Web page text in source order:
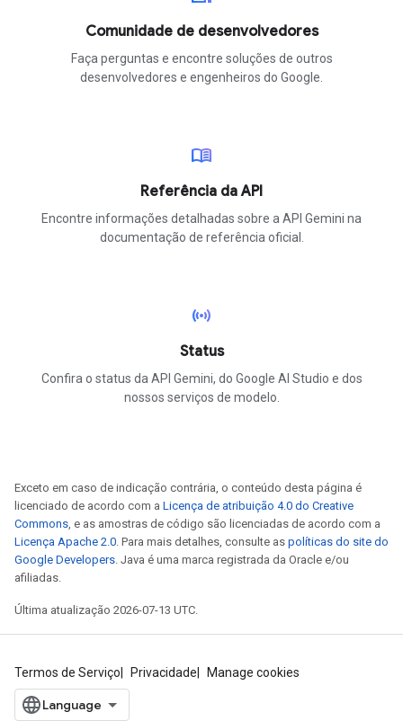
Comunidade de desenvolvedores
Faça perguntas e encontre soluções de outros
desenvolvedores e engenheiros do Google.
menu_book
Referência da API
Encontre informações detalhadas sobre a API Gemini na
documentação de referência oficial.
sensors
Status
Confira o status da API Gemini, do Google AI Studio e dos
nossos serviços de modelo.
Exceto em caso de indicação contrária, o conteúdo desta página é
licenciado de acordo com a Licença de atribuição 4.0 do Creative
Commons , e as amostras de código são licenciadas de acordo com a
Licença Apache 2.0 . Para mais detalhes, consulte as políticas do site do
Google Developers . Java é uma marca registrada da Oracle e/ou
afiliadas.
Última atualização 2026-07-13 UTC.
Termos de Serviço Privacidade Manage cookies